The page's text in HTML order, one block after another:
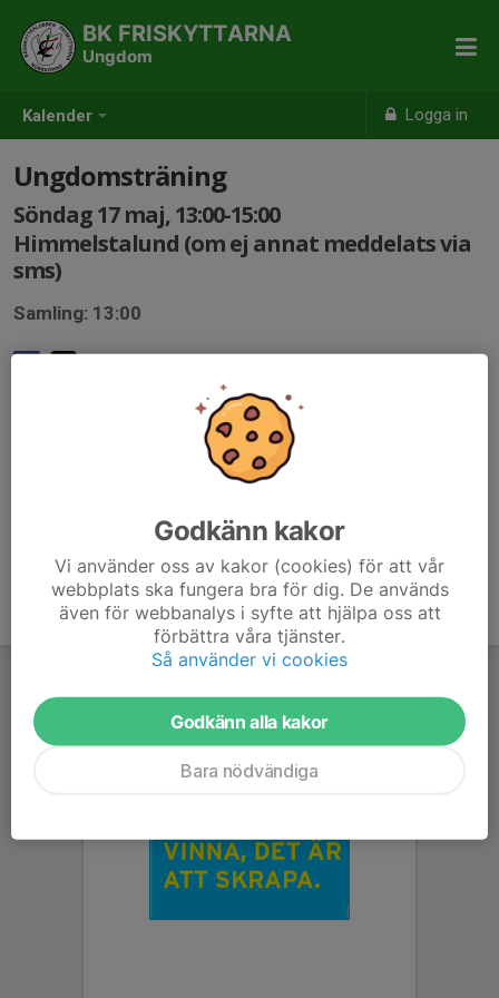
Kalender Logga in
BK FRISKYTTARNA
Ungdom
Ungdomsträning
Söndag 17 maj, 13:00-15:00
Himmelstalund (om ej annat meddelats via
sms)
Samling: 13:00
Godkänn kakor
Vi använder oss av kakor (cookies) för att vår
webbplats ska fungera bra för dig. De används
även för webbanalys i syfte att hjälpa oss att
förbättra våra tjänster.
Så använder vi cookies
Godkänn alla kakor
Bara nödvändiga